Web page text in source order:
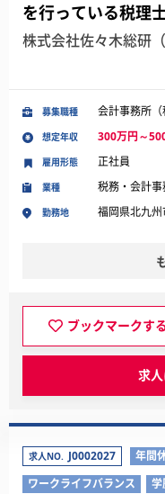
を行っている税理
株式会社佐々木総研
募集職種 会計事務所（
想定年収 300万円～
業種 税務・会計事
勤務地 福岡県北九州
雇用形態 正社員
ブックマークす
求
求人NO. J0002027 年間
ワークライフバランス
学